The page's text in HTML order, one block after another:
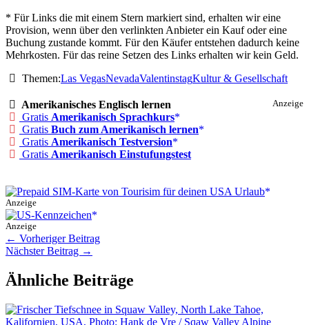
* Für Links die mit einem Stern markiert sind, erhalten wir eine
Provision, wenn über den verlinkten Anbieter ein Kauf oder eine
Buchung zustande kommt. Für den Käufer entstehen dadurch keine
Mehrkosten. Für das reine Setzen des Links erhalten wir kein Geld.
Themen:Las VegasNevadaValentinstagKultur & Gesellschaft
Anzeige
Amerikanisches Englisch lernen
Gratis Amerikanisch Sprachkurs
Gratis Buch zum Amerikanisch lernen
Gratis Amerikanisch Testversion
Gratis Amerikanisch Einstufungstest
Anzeige
Anzeige
← Vorheriger Beitrag
Nächster Beitrag →
Ähnliche Beiträge